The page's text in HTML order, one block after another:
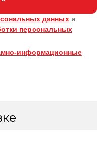
данных
персональных
информационные